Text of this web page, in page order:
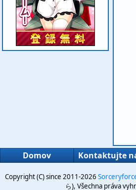
Domov Kontaktujte
Copyright (C) since 2011-2026
ら), Všechna práva